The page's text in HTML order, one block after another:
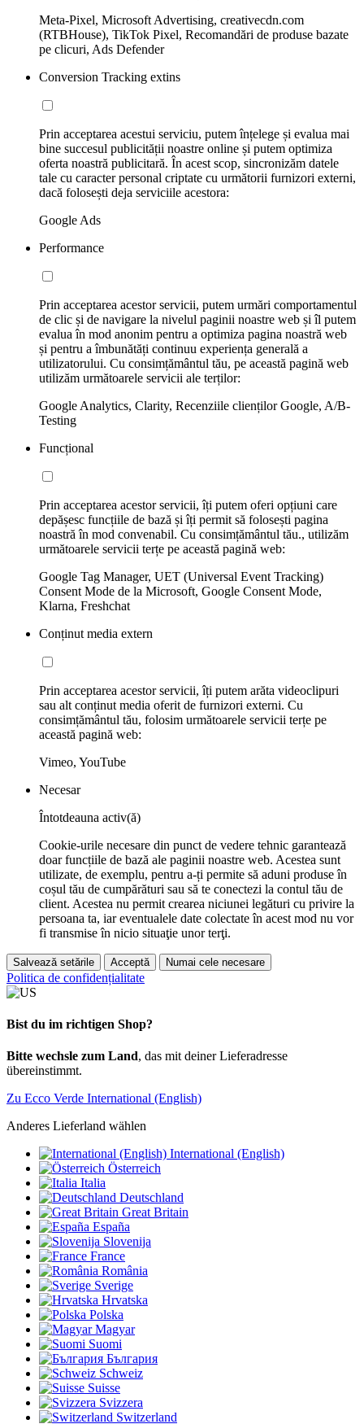
Meta-Pixel, Microsoft Advertising, creativecdn.com
(RTBHouse), TikTok Pixel, Recomandări de produse bazate
pe clicuri, Ads Defender
Conversion Tracking extins
Prin acceptarea acestui serviciu, putem înțelege și evalua mai
bine succesul publicității noastre online și putem optimiza
oferta noastră publicitară. În acest scop, sincronizăm datele
tale cu caracter personal criptate cu următorii furnizori externi,
dacă folosești deja serviciile acestora:
Google Ads
Performance
Prin acceptarea acestor servicii, putem urmări comportamentul
de clic și de navigare la nivelul paginii noastre web și îl putem
evalua în mod anonim pentru a optimiza pagina noastră web
și pentru a îmbunătăți continuu experiența generală a
utilizatorului. Cu consimțământul tău, pe această pagină web
utilizăm următoarele servicii ale terților:
Google Analytics, Clarity, Recenziile clienților Google, A/B-
Testing
Funcțional
Prin acceptarea acestor servicii, îți putem oferi opțiuni care
depășesc funcțiile de bază și îți permit să folosești pagina
noastră în mod convenabil. Cu consimțământul tău., utilizăm
următoarele servicii terțe pe această pagină web:
Google Tag Manager, UET (Universal Event Tracking)
Consent Mode de la Microsoft, Google Consent Mode,
Klarna, Freshchat
Conținut media extern
Prin acceptarea acestor servicii, îți putem arăta videoclipuri
sau alt conținut media oferit de furnizori externi. Cu
consimțământul tău, folosim următoarele servicii terțe pe
această pagină web:
Vimeo, YouTube
Necesar
Întotdeauna activ(ă)
Cookie-urile necesare din punct de vedere tehnic garantează
doar funcțiile de bază ale paginii noastre web. Acestea sunt
utilizate, de exemplu, pentru a-ți permite să aduni produse în
coșul tău de cumpărături sau să te conectezi la contul tău de
client. Acestea nu permit crearea niciunei legături cu privire la
persoana ta, iar eventualele date colectate în acest mod nu vor
fi transmise în nicio situaţie unor terţi.
Salvează setările Acceptă Numai cele necesare
Politica de confidențialitate
Bist du im richtigen Shop?
Bitte wechsle zum Land, das mit deiner Lieferadresse
übereinstimmt.
Zu Ecco Verde International (English)
Anderes Lieferland wählen
International (English)
Österreich
Italia
Deutschland
Great Britain
España
Slovenija
France
România
Sverige
Hrvatska
Polska
Magyar
Suomi
България
Schweiz
Suisse
Svizzera
Switzerland